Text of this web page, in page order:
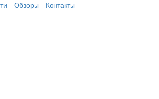
Обзоры
Контакты